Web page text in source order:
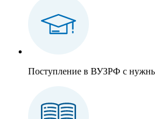
Поступление в ВУЗРФ с